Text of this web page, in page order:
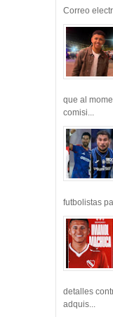
Correo
que al
comisi...
futbolistas
detalles
adquis...